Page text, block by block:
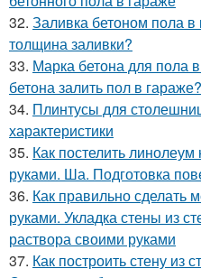
32. Заливка бетоном пола
толщина заливки?
33. Марка бетона для пола
бетона залить пол в гараже?
34. Плинтусы для
характеристики
35. Как постелить
руками. Ша. Подготовка
36. Как правильно сделать
руками. Укладка стены из
раствора своими руками
37. Как построить стену из